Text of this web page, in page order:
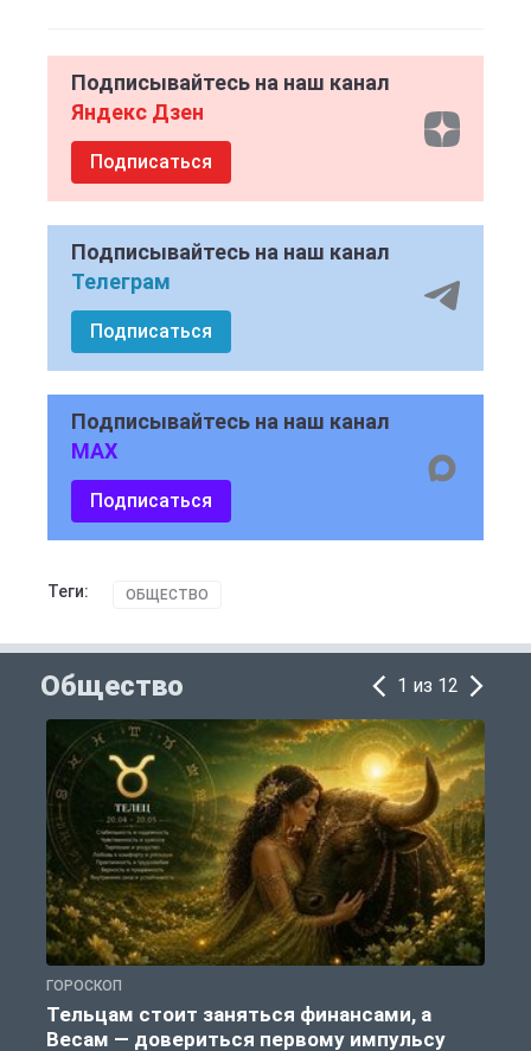
Подписывайтесь на наш канал
Яндекс Дзен
Подписаться
Подписывайтесь на наш канал
Телеграм
Подписаться
Подписывайтесь на наш канал
MAX
Подписаться
Теги: ОБЩЕСТВО
Общество 1 из 12
ГОРОСКОП
Тельцам стоит заняться финансами, а
Весам — довериться первому импульсу